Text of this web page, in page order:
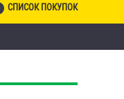
СПИСОК ПОКУПОК